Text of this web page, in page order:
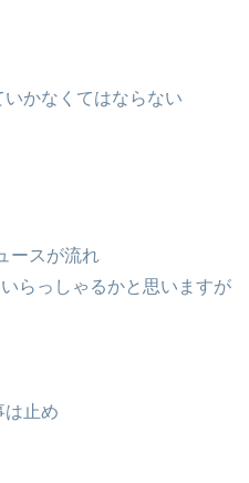
かなくてはならない
ースが流れ
らっしゃるかと思いますが
は止め